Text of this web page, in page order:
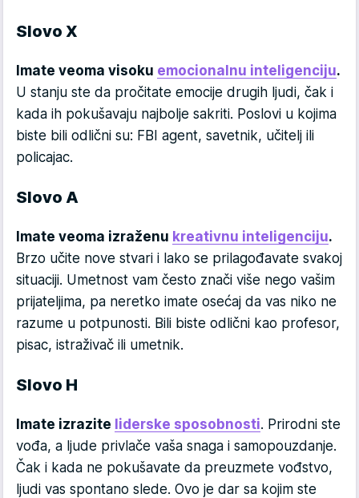
Slovo X
Imate veoma visoku emocionalnu inteligenciju.
U stanju ste da pročitate emocije drugih ljudi, čak i
kada ih pokušavaju najbolje sakriti. Poslovi u kojima
biste bili odlični su: FBI agent, savetnik, učitelj ili
policajac.
Slovo A
Imate veoma izraženu kreativnu inteligenciju.
Brzo učite nove stvari i lako se prilagođavate svakoj
situaciji. Umetnost vam često znači više nego vašim
prijateljima, pa neretko imate osećaj da vas niko ne
razume u potpunosti. Bili biste odlični kao profesor,
pisac, istraživač ili umetnik.
Slovo H
Imate izrazite liderske sposobnosti. Prirodni ste
vođa, a ljude privlače vaša snaga i samopouzdanje.
Čak i kada ne pokušavate da preuzmete vođstvo,
ljudi vas spontano slede. Ovo je dar sa kojim ste